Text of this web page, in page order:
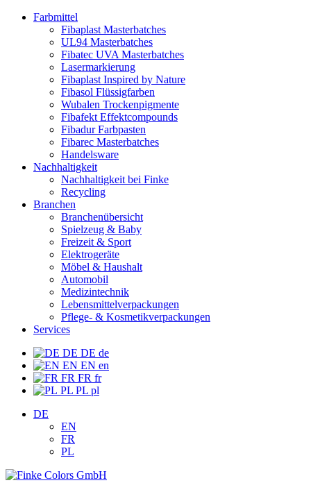
Farbmittel
Fibaplast Masterbatches
UL94 Masterbatches
Fibatec UVA Masterbatches
Lasermarkierung
Fibaplast Inspired by Nature
Fibasol Flüssigfarben
Wubalen Trockenpigmente
Fibafekt Effektcompounds
Fibadur Farbpasten
Fibarec Masterbatches
Handelsware
Nachhaltigkeit
Nachhaltigkeit bei Finke
Recycling
Branchen
Branchenübersicht
Spielzeug & Baby
Freizeit & Sport
Elektrogeräte
Möbel & Haushalt
Automobil
Medizintechnik
Lebensmittelverpackungen
Pflege- & Kosmetikverpackungen
Services
DE DE de
EN EN en
FR FR fr
PL PL pl
DE
EN
FR
PL